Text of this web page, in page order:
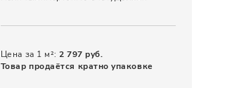
Цена за 1 м²: 2 797 руб.
Товар продаётся кратно упаковке